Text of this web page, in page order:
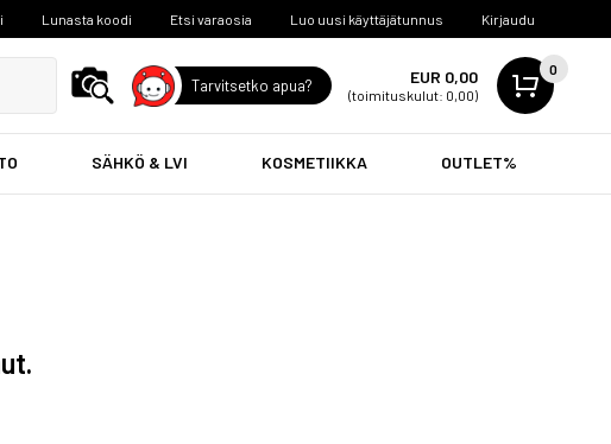
Lunasta koodi Etsi varaosia Luo uusi käyttäjätunnus Kirjaudu
Tarvitsetko apua? EUR 0,00
(toimituskulut: 0,00)
0
SÄHKÖ & LVI KOSMETIIKKA OUTLET%